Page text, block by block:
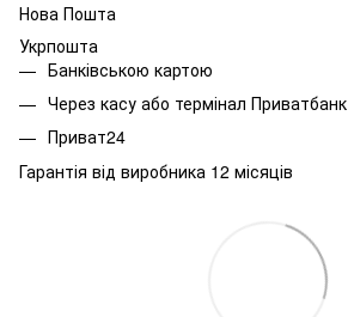
Нова Пошта
Укрпошта
Банківською картою
Через касу або термінал Приватбанк
Приват24
Гарантія від виробника 12 місяців